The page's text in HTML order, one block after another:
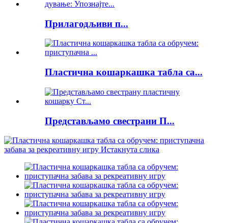
Прилагодљиви п...
Пластична кошаркашка табла са...
Представљамо свестрани П...